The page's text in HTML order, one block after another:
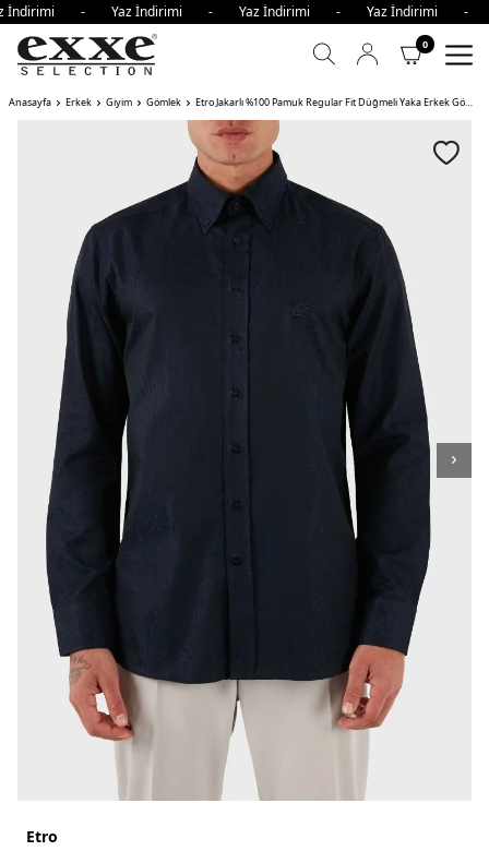
- Yaz İndirimi - Yaz İndirimi - Yaz
0
Anasayfa Erkek Giyim Gömlek Etro Jakarlı %100 Pamuk Regular Fit Düğmeli Yaka Erkek Gömlek
Etro